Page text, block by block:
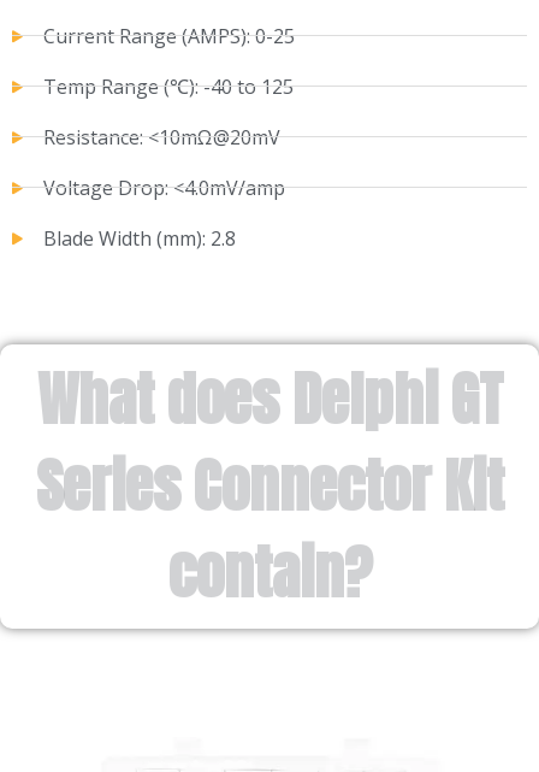
Current Range (AMPS): 0-25
Temp Range (℃): -40 to 125
Resistance: <10mΩ@20mV
Voltage Drop: <4.0mV/amp
Blade Width (mm): 2.8
What does Delphi GT
Series Connector Kit
contain?